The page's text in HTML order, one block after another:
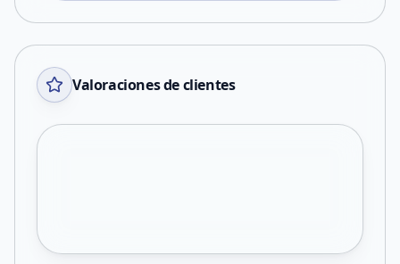
Valoraciones de clientes